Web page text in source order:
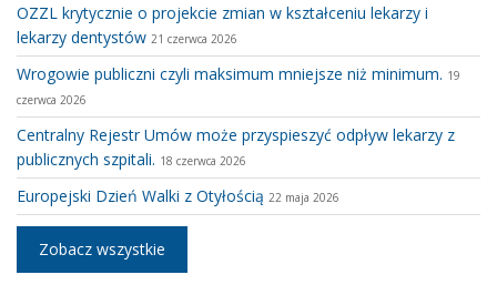
OZZL krytycznie o projekcie zmian w kształceniu lekarzy i
lekarzy dentystów 21 czerwca 2026
Wrogowie publiczni czyli maksimum mniejsze niż minimum. 19
czerwca 2026
Centralny Rejestr Umów może przyspieszyć odpływ lekarzy z
publicznych szpitali. 18 czerwca 2026
Europejski Dzień Walki z Otyłością 22 maja 2026
Zobacz wszystkie